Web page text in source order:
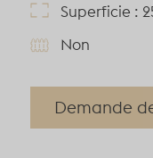
Superficie :
Non
Demande